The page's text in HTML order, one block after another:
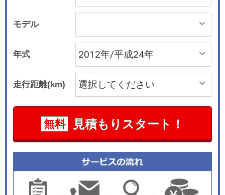
ンプ(ロービーム・オートレベリング機能付き)を
全車に設定したほか、車両後退時にバックカメラ
からの後方映像をインナーミラー内のディスプレ
ーに映し、駐車をサポートするバックモニター内
蔵自動防眩インナーミラーをトヨタで国内初採用
した。 ハイエースバンは、ボディ長がロングボデ
ィとスーパーロングボディ、ボディ幅が標準とワ
イド、ルーフ形状が標準ルーフとハイルーフ、フ
ロア形状が標準とジャストローといった具合に豊
富なバリエーションを持つ。 搭載エンジンはいず
D-FTV型、ガソリンが2.7リッターの2TR-FE型と
なる。 同年11月にはスーパーGLをベースに、ス
テアリングホイールとシフトノブの本革巻き＆サ
モデル
年式
走行距離(km)
無料 見積もりスタート！